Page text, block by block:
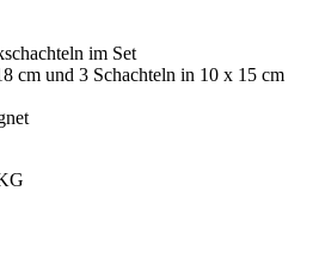
im Set
cm und 3 Schachteln in 10 x 15 cm